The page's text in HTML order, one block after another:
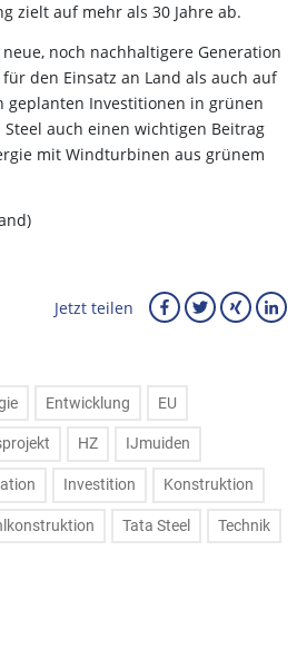
zielt auf mehr als 30 Jahre ab.
noch nachhaltigere Generation
den Einsatz an Land als auch auf
geplanten Investitionen in grünen
auch einen wichtigen Beitrag
mit Windturbinen aus grünem
Jetzt teilen
Entwicklung EU
HZ IJmuiden
Investition Konstruktion
Tata Steel Technik